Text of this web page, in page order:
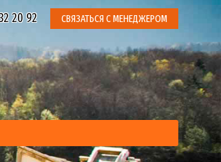
20 92 СВЯЗАТЬСЯ С МЕНЕДЖЕРОМ